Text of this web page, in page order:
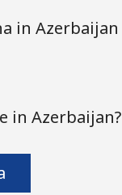
in
in Azerbaijan?